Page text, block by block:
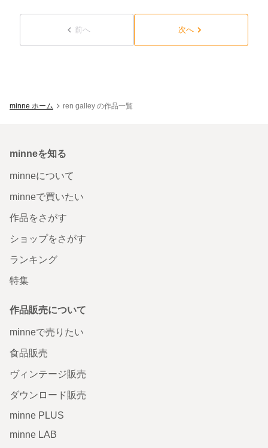
前へ 次へ
minne ホーム ren galley の作品一覧
minneを知る
minneについて
minneで買いたい
作品をさがす
ショップをさがす
ランキング
特集
作品販売について
minneで売りたい
食品販売
ヴィンテージ販売
ダウンロード販売
minne PLUS
minne LAB